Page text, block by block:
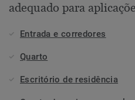
adequado para
Entrada e corredores
Quarto
Escritório de residência